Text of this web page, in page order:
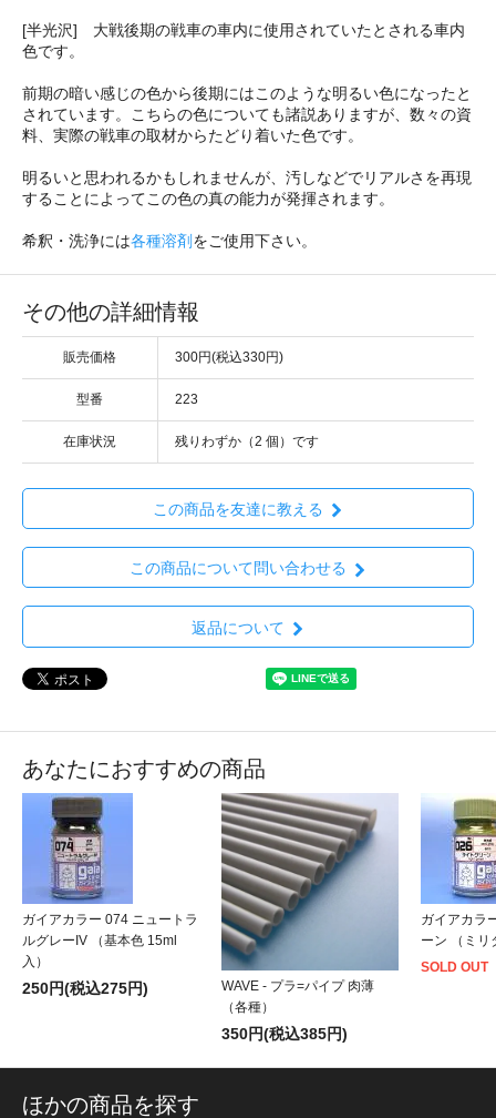
[半光沢] 大戦後期の戦車の車内に使用されていたとされる車内
色です。
前期の暗い感じの色から後期にはこのような明るい色になったと
されています。こちらの色についても諸説ありますが、数々の資
料、実際の戦車の取材からたどり着いた色です。
明るいと思われるかもしれませんが、汚しなどでリアルさを再現
することによってこの色の真の能力が発揮されます。
希釈・洗浄には各種溶剤 をご使用下さい。
その他の詳細情報
販売価格 300円(税込330円)
型番 223
在庫状況 残りわずか（2 個）です
この商品を友達に教える
この商品について問い合わせる
返品について
あなたにおすすめの商品
ガイアカラー 074 ニュートラ
ルグレーIV （基本色 15ml
入）
250円(税込275円)
WAVE - プラ=パイプ 肉薄
（各種）
350円(税込385円)
ガイアカラ
ーン （ミリ
SOLD OUT
ほかの商品を探す